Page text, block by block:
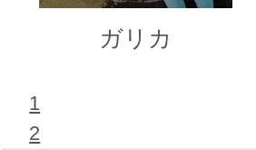
ガリカ
1
2